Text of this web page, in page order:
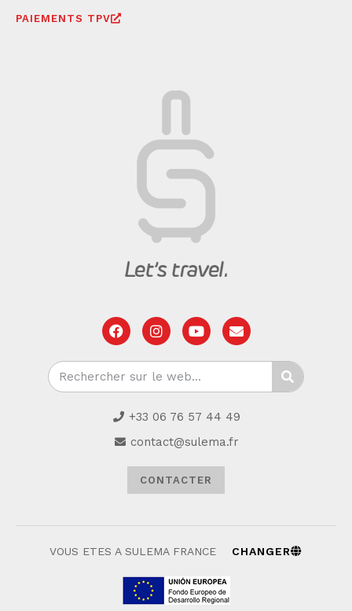
PAIEMENTS TPV
+33 06 76 57 44 49
contact@sulema.fr
CONTACTER
VOUS ETES A SULEMA FRANCE CHANGER